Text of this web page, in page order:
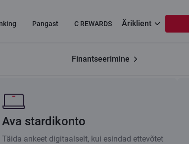
Pangast C REWARDS Äriklient
Finantseerimine
Ava stardikonto
Täida ankeet digitaalselt, kui esindad ettevõtet